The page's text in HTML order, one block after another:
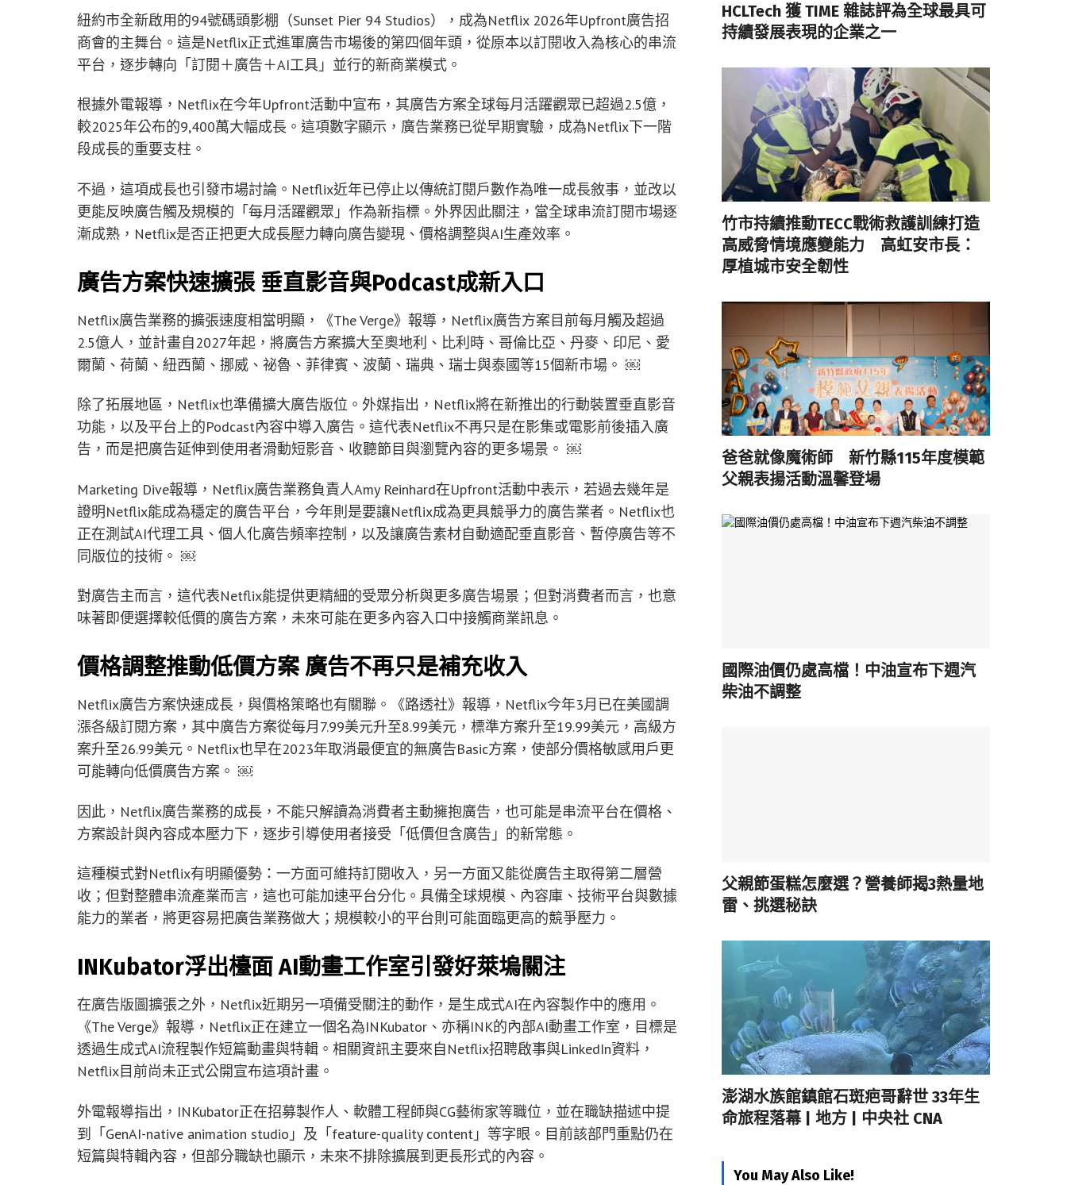
紐約市全新啟用的94號碼頭影棚（Sunset Pier 94 Studios），成為Netflix 2026年Upfront廣告招
商會的主舞台。這是Netflix正式進軍廣告市場後的第四個年頭，從原本以訂閱收入為核心的串流
平台，逐步轉向「訂閱＋廣告＋AI工具」並行的新商業模式。
根據外電報導，Netflix在今年Upfront活動中宣布，其廣告方案全球每月活躍觀眾已超過2.5億，
較2025年公布的9,400萬大幅成長。這項數字顯示，廣告業務已從早期實驗，成為Netflix下一階
段成長的重要支柱。
不過，這項成長也引發市場討論。Netflix近年已停止以傳統訂閱戶數作為唯一成長敘事，並改以
更能反映廣告觸及規模的「每月活躍觀眾」作為新指標。外界因此關注，當全球串流訂閱市場逐
漸成熟，Netflix是否正把更大成長壓力轉向廣告變現、價格調整與AI生產效率。
廣告方案快速擴張 垂直影音與Podcast成新入口
Netflix廣告業務的擴張速度相當明顯，《The Verge》報導，Netflix廣告方案目前每月觸及超過
2.5億人，並計畫自2027年起，將廣告方案擴大至奧地利、比利時、哥倫比亞、丹麥、印尼、愛
爾蘭、荷蘭、紐西蘭、挪威、祕魯、菲律賓、波蘭、瑞典、瑞士與泰國等15個新市場。 ￼
除了拓展地區，Netflix也準備擴大廣告版位。外媒指出，Netflix將在新推出的行動裝置垂直影音
功能，以及平台上的Podcast內容中導入廣告。這代表Netflix不再只是在影集或電影前後插入廣
告，而是把廣告延伸到使用者滑動短影音、收聽節目與瀏覽內容的更多場景。 ￼
Marketing Dive報導，Netflix廣告業務負責人Amy Reinhard在Upfront活動中表示，若過去幾年是
證明Netflix能成為穩定的廣告平台，今年則是要讓Netflix成為更具競爭力的廣告業者。Netflix也
正在測試AI代理工具、個人化廣告頻率控制，以及讓廣告素材自動適配垂直影音、暫停廣告等不
同版位的技術。 ￼
對廣告主而言，這代表Netflix能提供更精細的受眾分析與更多廣告場景；但對消費者而言，也意
味著即便選擇較低價的廣告方案，未來可能在更多內容入口中接觸商業訊息。
價格調整推動低價方案 廣告不再只是補充收入
Netflix廣告方案快速成長，與價格策略也有關聯。《路透社》報導，Netflix今年3月已在美國調
漲各級訂閱方案，其中廣告方案從每月7.99美元升至8.99美元，標準方案升至19.99美元，高級方
案升至26.99美元。Netflix也早在2023年取消最便宜的無廣告Basic方案，使部分價格敏感用戶更
可能轉向低價廣告方案。 ￼
因此，Netflix廣告業務的成長，不能只解讀為消費者主動擁抱廣告，也可能是串流平台在價格、
方案設計與內容成本壓力下，逐步引導使用者接受「低價但含廣告」的新常態。
這種模式對Netflix有明顯優勢：一方面可維持訂閱收入，另一方面又能從廣告主取得第二層營
收；但對整體串流產業而言，這也可能加速平台分化。具備全球規模、內容庫、技術平台與數據
能力的業者，將更容易把廣告業務做大；規模較小的平台則可能面臨更高的競爭壓力。
INKubator浮出檯面 AI動畫工作室引發好萊塢關注
在廣告版圖擴張之外，Netflix近期另一項備受關注的動作，是生成式AI在內容製作中的應用。
《The Verge》報導，Netflix正在建立一個名為INKubator、亦稱INK的內部AI動畫工作室，目標是
透過生成式AI流程製作短篇動畫與特輯。相關資訊主要來自Netflix招聘啟事與LinkedIn資料，
Netflix目前尚未正式公開宣布這項計畫。
外電報導指出，INKubator正在招募製作人、軟體工程師與CG藝術家等職位，並在職缺描述中提
到「GenAI-native animation studio」及「feature-quality content」等字眼。目前該部門重點仍在
短篇與特輯內容，但部分職缺也顯示，未來不排除擴展到更長形式的內容。
HCLTech 獲 TIME 雜誌評為全球最具可
持續發展表現的企業之一
竹市持續推動TECC戰術救護訓練打造
高威脅情境應變能力 高虹安市長：
厚植城市安全韌性
爸爸就像魔術師 新竹縣115年度模範
父親表揚活動溫馨登場
國際油價仍處高檔！中油宣布下週汽
柴油不調整
父親節蛋糕怎麼選？營養師揭3熱量地
雷、挑選秘訣
澎湖水族館鎮館石斑疤哥辭世 33年生
命旅程落幕 | 地方 | 中央社 CNA
You May Also Like!